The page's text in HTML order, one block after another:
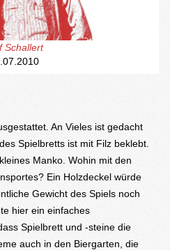
Schallert
An Vieles ist gedacht
Spielbretts ist mit Filz beklebt.
Manko. Wohin mit den
Ein Holzdeckel würde
Gewicht des Spiels noch
hier ein einfaches
Spielbrett und -steine die
auch in den Biergarten, die